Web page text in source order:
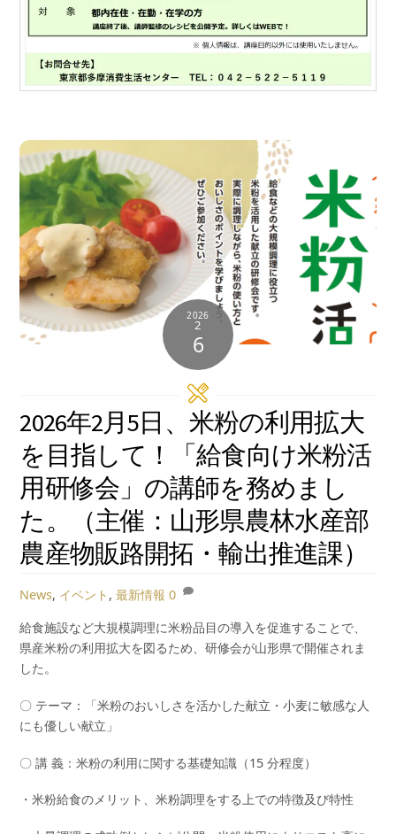
2026
2
6
2026年2月5日、米粉の利用拡大
を目指して！「給食向け米粉活
用研修会」の講師を務めまし
た。（主催：山形県農林水産部
農産物販路開拓・輸出推進課）
News, イベント ,最新情報 0
給食施設など大規模調理に米粉品目の導入を促進することで、
県産米粉の利用拡大を図るため、研修会が山形県で開催されま
した。
〇 テーマ：「米粉のおいしさを活かした献立・小麦に敏感な人
にも優しい献立」
〇 講 義：米粉の利用に関する基礎知識（15 分程度）
・米粉給食のメリット、米粉調理をする上での特徴及び特性